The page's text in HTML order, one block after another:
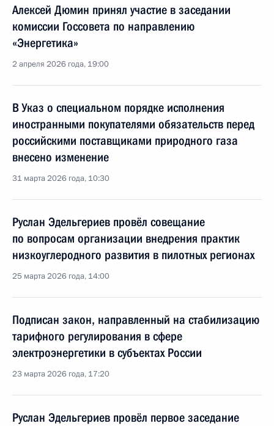
Алексей Дюмин принял участие в заседании
комиссии Госсовета по направлению
«Энергетика»
2 апреля 2026 года, 19:00
В Указ о специальном порядке исполнения
иностранными покупателями обязательств перед
российскими поставщиками природного газа
внесено изменение
31 марта 2026 года, 10:30
Руслан Эдельгериев провёл совещание
по вопросам организации внедрения практик
низкоуглеродного развития в пилотных регионах
25 марта 2026 года, 14:00
Подписан закон, направленный на стабилизацию
тарифного регулирования в сфере
электроэнергетики в субъектах России
23 марта 2026 года, 17:20
Руслан Эдельгериев провёл первое заседание